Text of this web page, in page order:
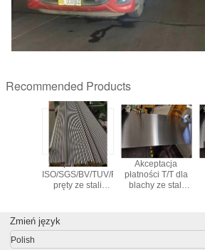
Recommended Products
Zapewnione
ISO/SGS/BV/TUV/ROHS/REACH
pręty ze stali
długościach dla
potrzeb
Akceptacja
płatności T/T dla
blachy ze stali
Zmień język
Polish